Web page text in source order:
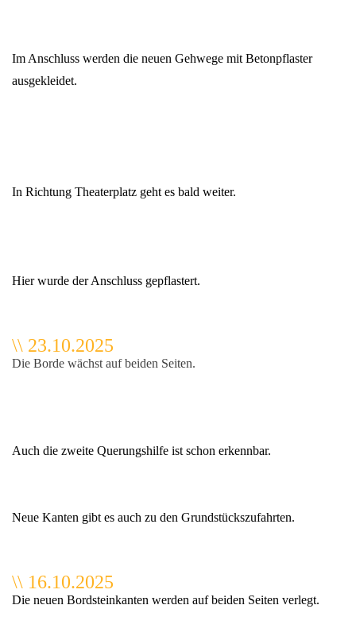
Im Anschluss werden die neuen Gehwege mit Betonpflaster
ausgekleidet.
In Richtung Theaterplatz geht es bald weiter.
Hier wurde der Anschluss gepflastert.
\\ 23.10.2025
Die Borde wächst auf beiden Seiten.
Auch die zweite Querungshilfe ist schon erkennbar.
Neue Kanten gibt es auch zu den Grundstückszufahrten.
\\ 16.10.2025
Die neuen Bordsteinkanten werden auf beiden Seiten verlegt.